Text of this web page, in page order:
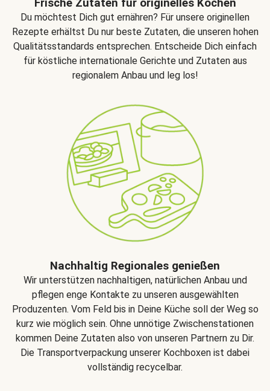
Frische Zutaten für originelles Kochen
Du möchtest Dich gut ernähren? Für unsere originellen
Rezepte erhältst Du nur beste Zutaten, die unseren hohen
Qualitätsstandards entsprechen. Entscheide Dich einfach
für köstliche internationale Gerichte und Zutaten aus
regionalem Anbau und leg los!
Nachhaltig Regionales genießen
Wir unterstützen nachhaltigen, natürlichen Anbau und
pflegen enge Kontakte zu unseren ausgewählten
Produzenten. Vom Feld bis in Deine Küche soll der Weg so
kurz wie möglich sein. Ohne unnötige Zwischenstationen
kommen Deine Zutaten also von unseren Partnern zu Dir.
Die Transportverpackung unserer Kochboxen ist dabei
vollständig recycelbar.